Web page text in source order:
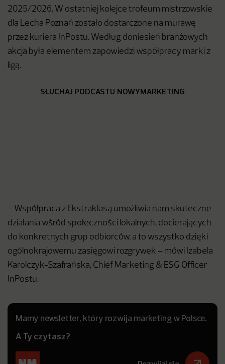
2025/2026. W ostatniej kolejce trofeum mistrzowskie
dla Lecha Poznań zostało dostarczone na murawę
przez kuriera InPostu. Według doniesień branżowych
akcja była elementem zapowiedzi współpracy marki z
ligą.
SŁUCHAJ PODCASTU NOWYMARKETING
– Współpraca z Ekstraklasą umożliwia nam skuteczne
działania wśród społeczności lokalnych, docierających
do konkretnych grup odbiorców, a to wszystko dzięki
ogólnokrajowemu zasięgowi rozgrywek – mówi Izabela
Karolczyk-Szafrańska, Chief Marketing & ESG Officer
InPostu.
Mamy newsletter, który rozwija marketing w Polsce.
A Ty czytasz?